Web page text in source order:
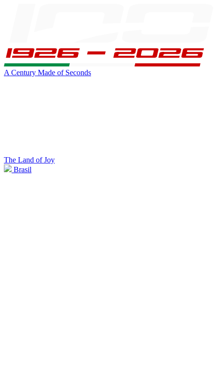
A Century Made of Seconds
The Land of Joy
Brasil